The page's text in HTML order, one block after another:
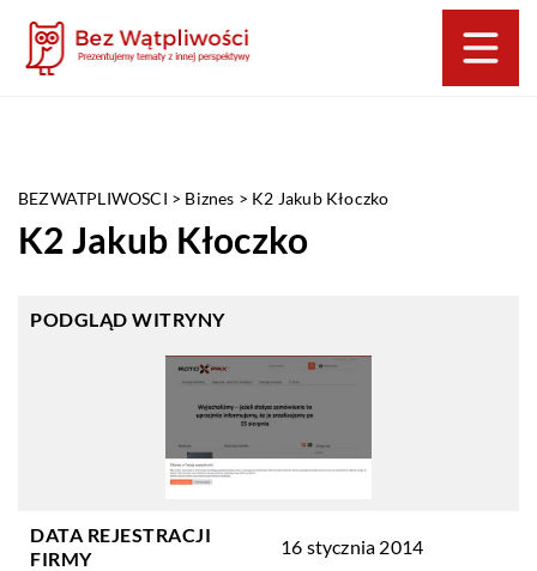
BEZWATPLIWOSCI > Biznes > K2 Jakub Kłoczko
K2 Jakub Kłoczko
PODGLĄD WITRYNY
DATA REJESTRACJI
FIRMY
16 stycznia 2014